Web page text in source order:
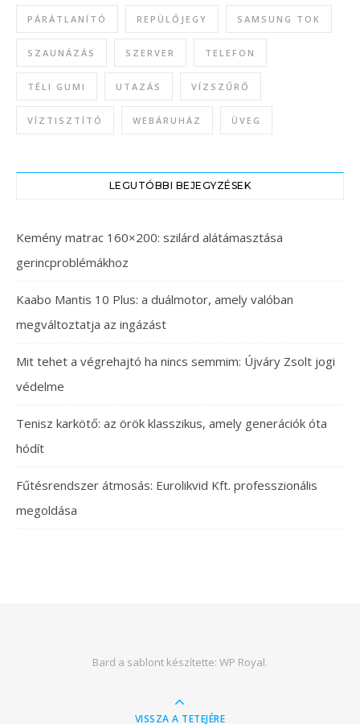
PÁRÁTLANÍTÓ REPÜLŐJEGY SAMSUNG TOK
SZAUNÁZÁS SZERVER TELEFON
TÉLI GUMI UTAZÁS VÍZSZŰRŐ
VÍZTISZTÍTÓ WEBÁRUHÁZ ÜVEG
LEGUTÓBBI BEJEGYZÉSEK
Kemény matrac 160×200: szilárd alátámasztása
gerincproblémákhoz
Kaabo Mantis 10 Plus: a duálmotor, amely valóban
megváltoztatja az ingázást
Mit tehet a végrehajtó ha nincs semmim: Újváry Zsolt jogi
védelme
Tenisz karkötő: az örök klasszikus, amely generációk óta
hódít
Fűtésrendszer átmosás: Eurolikvid Kft. professzionális
megoldása
Bard a sablont készítette: WP Royal.
VISSZA A TETEJÉRE